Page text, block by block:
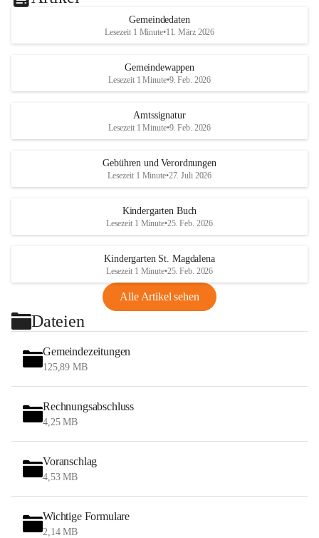
Gemeindedaten
Lesezeit 1 Minute•11. März 2026
Gemeindewappen
Lesezeit 1 Minute•9. Feb. 2026
Amtssignatur
Lesezeit 1 Minute•9. Feb. 2026
Gebühren und Verordnungen
Lesezeit 1 Minute•27. Juli 2026
Kindergarten Buch
Lesezeit 1 Minute•25. Feb. 2026
Kindergarten St. Magdalena
Lesezeit 1 Minute•25. Feb. 2026
Alle Artikel sehen
Dateien
Gemeindezeitungen
125,89 MB
Rechnungsabschluss
4,25 MB
Voranschlag
4,53 MB
Wichtige Formulare
2,14 MB